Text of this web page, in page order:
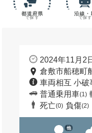
都道府県
で探す
沿線・
で探す
2024年11月2
倉敷市船穂町
車両相互 小破
普通乗用車(1)
死亡(0) 負傷(2)
他